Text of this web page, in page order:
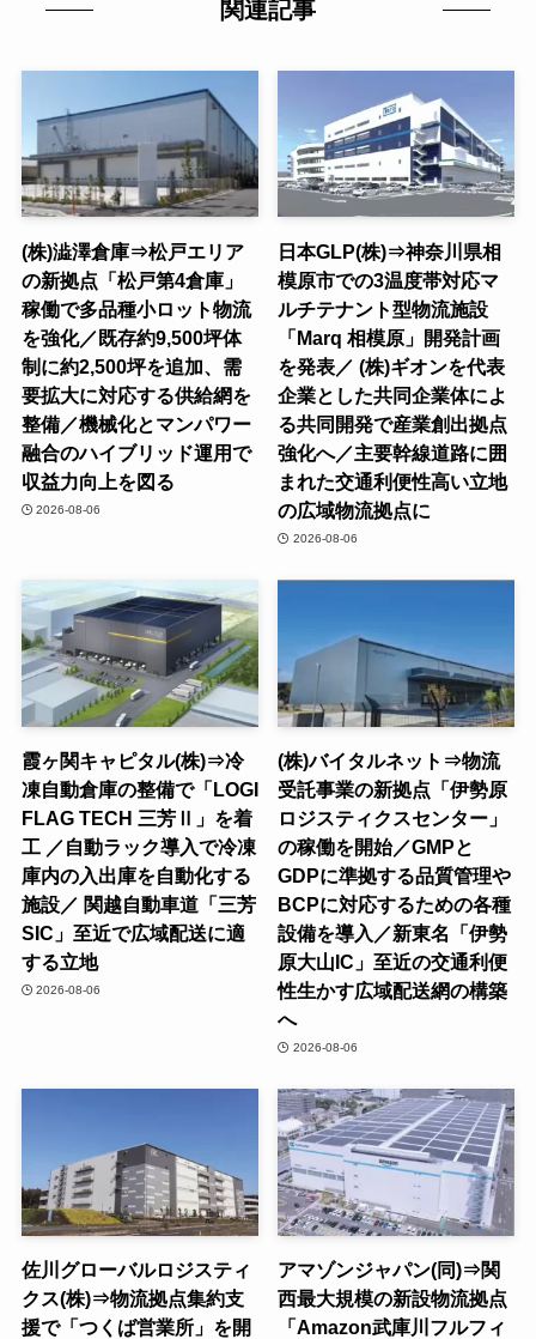
関連記事
(株)澁澤倉庫⇒松戸エリア
の新拠点「松戸第4倉庫」
稼働で多品種小ロット物流
を強化／既存約9,500坪体
制に約2,500坪を追加、需
要拡大に対応する供給網を
整備／機械化とマンパワー
融合のハイブリッド運用で
収益力向上を図る
2026-08-06
日本GLP(株)⇒神奈川県相
模原市での3温度帯対応マ
ルチテナント型物流施設
「Marq 相模原」開発計画
を発表／ (株)ギオンを代表
企業とした共同企業体によ
る共同開発で産業創出拠点
強化へ／主要幹線道路に囲
まれた交通利便性高い立地
の広域物流拠点に
2026-08-06
霞ヶ関キャピタル(株)⇒冷
凍自動倉庫の整備で「LOGI
FLAG TECH 三芳Ⅱ」を着
工 ／自動ラック導入で冷凍
庫内の入出庫を自動化する
施設／ 関越自動車道「三芳
SIC」至近で広域配送に適
する立地
2026-08-06
(株)バイタルネット⇒物流
受託事業の新拠点「伊勢原
ロジスティクスセンター」
の稼働を開始／GMPと
GDPに準拠する品質管理や
BCPに対応するための各種
設備を導入／新東名「伊勢
原大山IC」至近の交通利便
性生かす広域配送網の構築
へ
2026-08-06
佐川グローバルロジスティ
クス(株)⇒物流拠点集約支
援で「つくば営業所」を開
アマゾンジャパン(同)⇒関
西最大規模の新設物流拠点
「Amazon武庫川フルフィ